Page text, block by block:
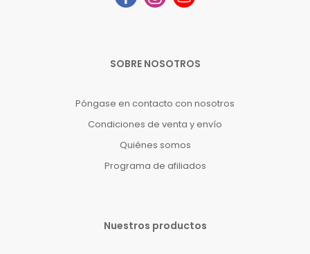
SOBRE NOSOTROS
Póngase en contacto con nosotros
Condiciones de venta y envío
Quiénes somos
Programa de afiliados
Nuestros productos